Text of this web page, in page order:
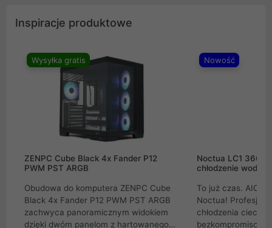
Inspiracje produktowe
Wysyłka gratis
ZENPC Cube Black 4x Fander P12
PWM PST ARGB
Obudowa do komputera ZENPC Cube
Black 4x Fander P12 PWM PST ARGB
zachwyca panoramicznym widokiem
dzięki dwóm panelom z hartowanego
Nowość
Noctua LC1
chłodzenie wodne
To już czas. AIO
Noctua!
chłodzenia cieczą